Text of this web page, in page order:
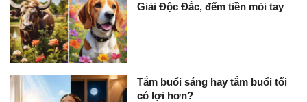
Giải Độc Đắc, đếm tiền mỏi tay
Tắm buổi sáng hay tắm buổi tối
có lợi hơn?